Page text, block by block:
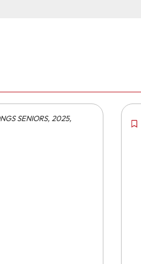
SENIORS, 2025,